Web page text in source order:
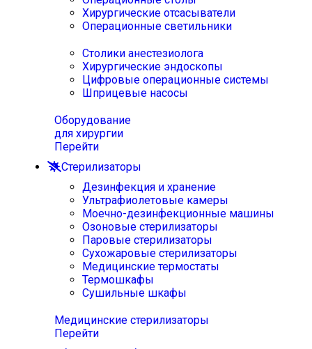
Хирургические отсасыватели
Операционные светильники
Столики анестезиолога
Хирургические эндоскопы
Цифровые операционные системы
Шприцевые насосы
Оборудование
для хирургии
Перейти
Стерилизаторы
Дезинфекция и хранение
Ультрафиолетовые камеры
Моечно-дезинфекционные машины
Озоновые стерилизаторы
Паровые стерилизаторы
Сухожаровые стерилизаторы
Медицинские термостаты
Термошкафы
Сушильные шкафы
Медицинские стерилизаторы
Перейти